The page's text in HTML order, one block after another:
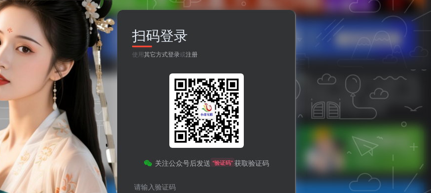
义菜单教程 子比主题美化-文章列表移入上浮蓝色边框扫动
扫码登录
使用其它方式登录或注册
关注公众号后发送 “验证码” 获取验证码
请输入验证码